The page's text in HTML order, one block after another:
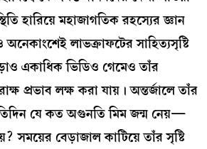
হারিয়ে মহাজাগতিক রহস্যের জ্ঞান
লাভক্রাফটের সাহিত্যসৃষ্টি
একাধিক ভিডিও গেমেও তাঁর
প্রভাব লক্ষ করা যায়। অন্তর্জালে তাঁর
যে কত অগুনতি মিম জন্ম নেয়—
সময়ের বেড়াজাল কাটিয়ে তাঁর সৃষ্টি